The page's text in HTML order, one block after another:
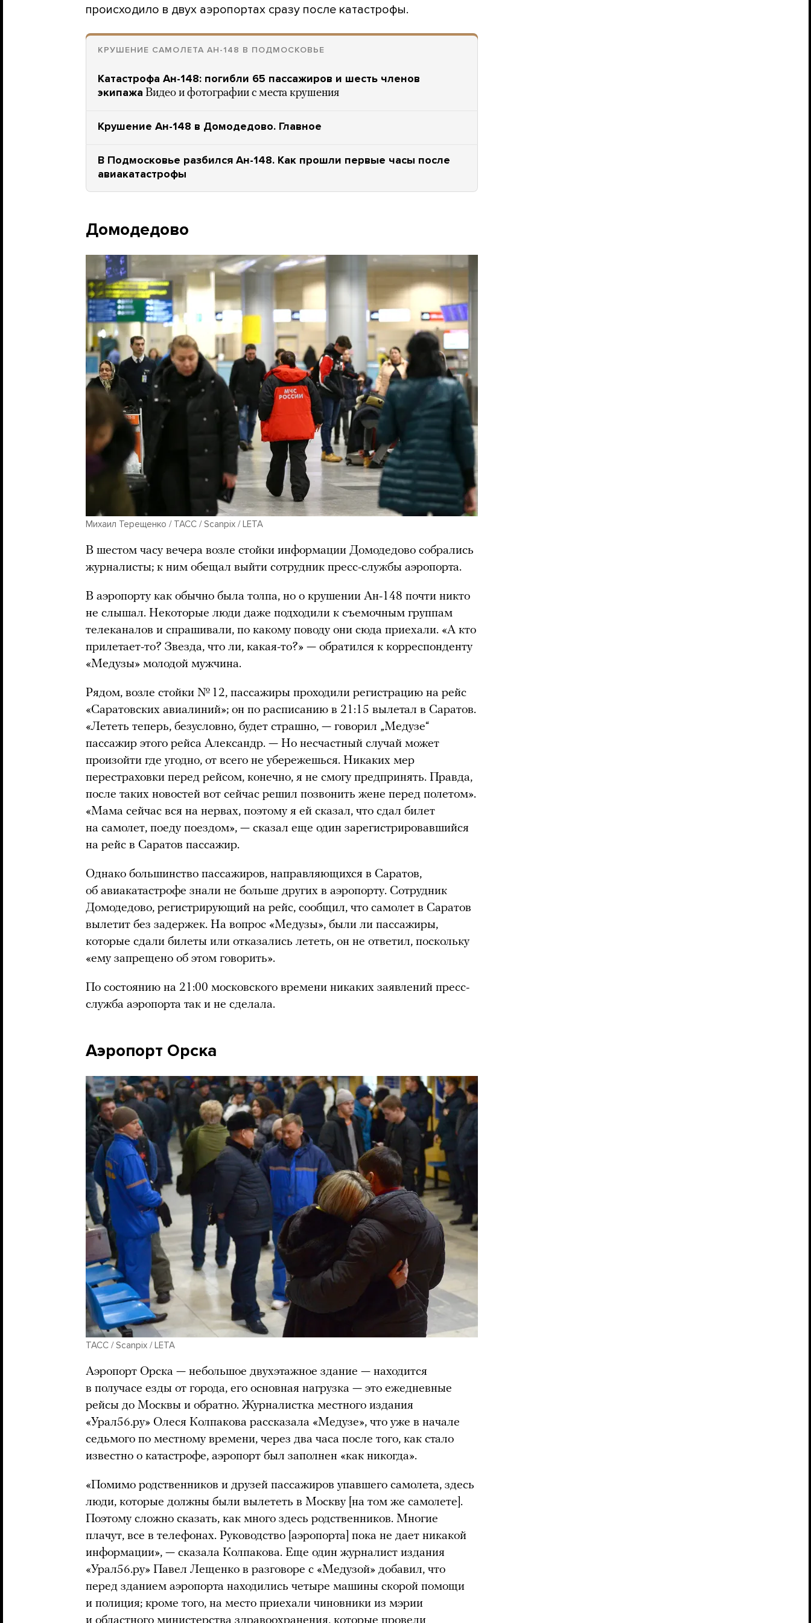
происходило в двух аэропортах сразу после катастрофы.
КРУШЕНИЕ САМОЛЕТА АН-148 В ПОДМОСКОВЬЕ
Катастрофа Ан-148: погибли 65 пассажиров и шесть членов
экипажа Видео и фотографии с места крушения
Крушение Ан-148 в Домодедово. Главное
В Подмосковье разбился Ан-148. Как прошли первые часы после
авиакатастрофы
Домодедово
Михаил Терещенко / ТАСС / Scanpix / LETA
В шестом часу вечера возле стойки информации Домодедово собрались
журналисты; к ним обещал выйти сотрудник пресс-службы аэропорта.
В аэропорту как обычно была толпа, но о крушении Ан-148 почти никто
не слышал. Некоторые люди даже подходили к съемочным группам
телеканалов и спрашивали, по какому поводу они сюда приехали. «А кто
прилетает-то? Звезда, что ли, какая-то?» — обратился к корреспонденту
«Медузы» молодой мужчина.
Рядом, возле стойки № 12, пассажиры проходили регистрацию на рейс
«Саратовских авиалиний»; он по расписанию в 21:15 вылетал в Саратов.
«Лететь теперь, безусловно, будет страшно, — говорил „Медузе“
пассажир этого рейса Александр. — Но несчастный случай может
произойти где угодно, от всего не убережешься. Никаких мер
перестраховки перед рейсом, конечно, я не смогу предпринять. Правда,
после таких новостей вот сейчас решил позвонить жене перед полетом».
«Мама сейчас вся на нервах, поэтому я ей сказал, что сдал билет
на самолет, поеду поездом», — сказал еще один зарегистрировавшийся
на рейс в Саратов пассажир.
Однако большинство пассажиров, направляющихся в Саратов,
об авиакатастрофе знали не больше других в аэропорту. Сотрудник
Домодедово, регистрирующий на рейс, сообщил, что самолет в Саратов
вылетит без задержек. На вопрос «Медузы», были ли пассажиры,
которые сдали билеты или отказались лететь, он не ответил, поскольку
«ему запрещено об этом говорить».
По состоянию на 21:00 московского времени никаких заявлений пресс-
служба аэропорта так и не сделала.
Аэропорт Орска
ТАСС / Scanpix / LETA
Аэропорт Орска — небольшое двухэтажное здание — находится
в получасе езды от города, его основная нагрузка — это ежедневные
рейсы до Москвы и обратно. Журналистка местного издания
«Урал56.ру» Олеся Колпакова рассказала «Медузе», что уже в начале
седьмого по местному времени, через два часа после того, как стало
известно о катастрофе, аэропорт был заполнен «как никогда».
«Помимо родственников и друзей пассажиров упавшего самолета, здесь
люди, которые должны были вылететь в Москву [на том же самолете].
Поэтому сложно сказать, как много здесь родственников. Многие
плачут, все в телефонах. Руководство [аэропорта] пока не дает никакой
информации», — сказала Колпакова. Еще один журналист издания
«Урал56.ру» Павел Лещенко в разговоре с «Медузой» добавил, что
перед зданием аэропорта находились четыре машины скорой помощи
и полиция; кроме того, на место приехали чиновники из мэрии